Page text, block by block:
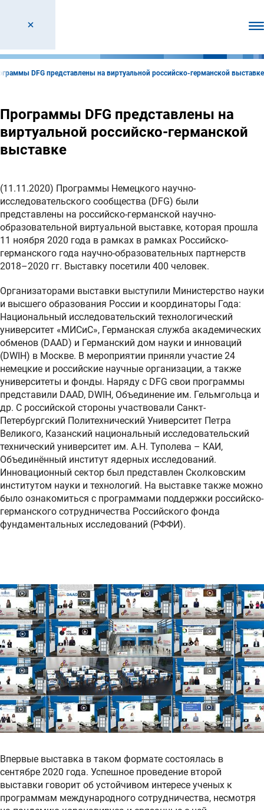
DFG представлены на виртуальной российско-германской выставке
Программы DFG представлены на
виртуальной российско-германской
выставке
(11.11.2020) Программы Немецкого научно-
исследовательского сообщества (DFG) были
представлены на российско-германской научно-
образовательной виртуальной выставке, которая прошла
11 ноября 2020 года в рамках в рамках Российско-
германского года научно-образовательных партнерств
2018–2020 гг. Выставку посетили 400 человек.
Организаторами выставки выступили Министерство науки
и высшего образования России и координаторы Года:
Национальный исследовательский технологический
университет «МИСиС», Германская служба академических
обменов (DAAD) и Германский дом науки и инноваций
(DWIH) в Москве. В мероприятии приняли участие 24
немецкие и российские научные организации, а также
университеты и фонды. Наряду с DFG свои программы
представили DAAD, DWIH, Объединение им. Гельмгольца и
др. С российской стороны участвовали Санкт-
Петербургский Политехнический Университет Петра
Великого, Казанский национальный исследовательский
технический университет им. А.Н. Туполева – КАИ,
Объединённый институт ядерных исследований.
Инновационный сектор был представлен Сколковским
институтом науки и технологий. На выставке также можно
было ознакомиться с программами поддержки российско-
германского сотрудничества Российского фонда
фундаментальных исследований (РФФИ).
Впервые выставка в таком формате состоялась в
сентябре 2020 года. Успешное проведение второй
выставки говорит об устойчивом интересе ученых к
программам международного сотрудничества, несмотря